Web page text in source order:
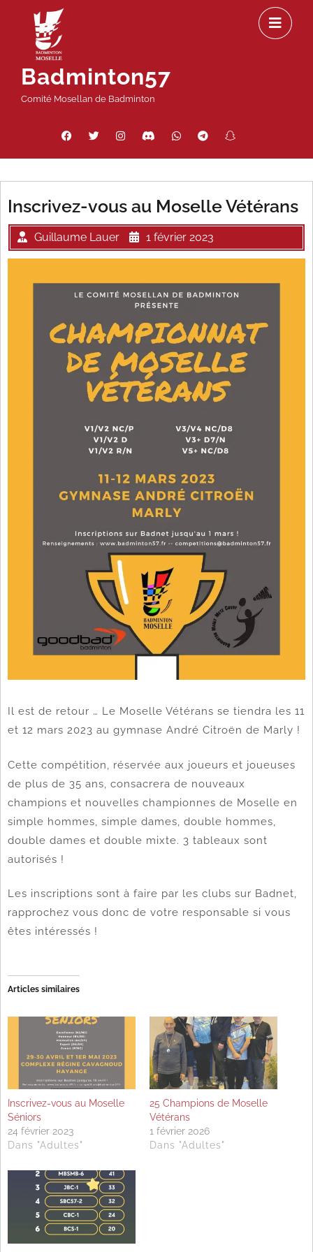
contenu
Badminton57
Comité Mosellan de Badminton
Facebook
Twitter InstagramDiscordWhatsAppTelegram
Inscrivez-vous au Moselle Vétérans
Guillaume Lauer 1 février 2023
Il est de retour … Le Moselle Vétérans se tiendra les 11
et 12 mars 2023 au gymnase André Citroën de Marly !
Cette compétition, réservée aux joueurs et joueuses
de plus de 35 ans, consacrera de nouveaux
champions et nouvelles championnes de Moselle en
simple hommes, simple dames, double hommes,
double dames et double mixte. 3 tableaux sont
autorisés !
Les inscriptions sont à faire par les clubs sur Badnet,
rapprochez vous donc de votre responsable si vous
êtes intéressés !
Articles similaires
Inscrivez-vous au Moselle
Séniors
24 février 2023
Dans "Adultes"
25 Champions de Moselle
Vétérans
1 février 2026
Dans "Adultes"